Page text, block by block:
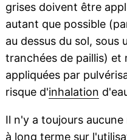
grises doivent être
autant que possible
au dessus du sol, sous
tranchées de paillis) et
appliquées par
risque d'inhalation
Il n'y a toujours
à long termesur